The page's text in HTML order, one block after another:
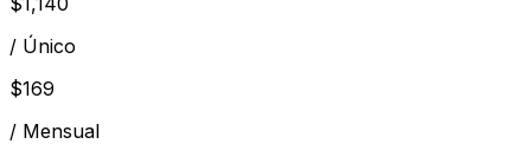
/ Único
$169
/ Mensual